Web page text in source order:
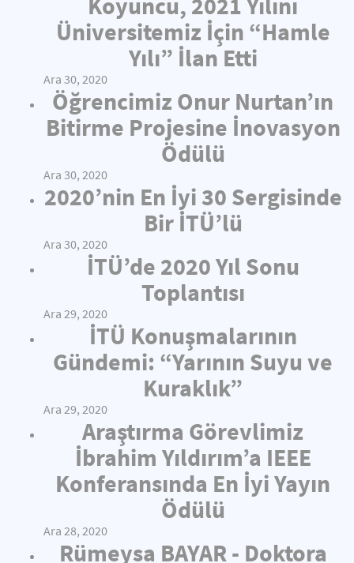
Üniversitemiz İçin “Hamle
Yılı” İlan Etti
Ara 30, 2020
Öğrencimiz Onur Nurtan’ın
Bitirme Projesine İnovasyon
Ödülü
Ara 30, 2020
2020’nin En İyi 30 Sergisinde
Bir İTÜ’lü
Ara 30, 2020
İTÜ’de 2020 Yıl Sonu
Toplantısı
Ara 29, 2020
İTÜ Konuşmalarının
Gündemi: “Yarının Suyu ve
Kuraklık”
Ara 29, 2020
Araştırma Görevlimiz
İbrahim Yıldırım’a IEEE
Konferansında En İyi Yayın
Ödülü
Ara 28, 2020
Rümeysa BAYAR - Doktora